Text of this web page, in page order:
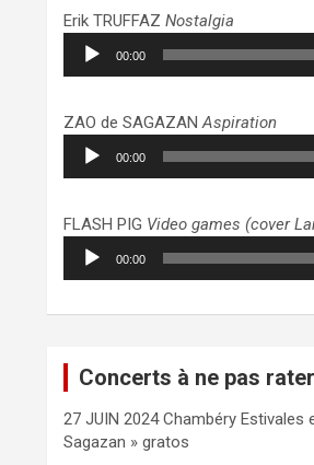
Erik TRUFFAZNostalgia
Lecteur
audio
00:00
ZAO de SAGAZANAspiration
Lecteur
audio
00:00
FLASH PIG Video games (cover
Lecteur
audio
00:00
Concerts à ne pas rater
27 JUIN 2024 Chambéry Estivales
Sagazan » gratos